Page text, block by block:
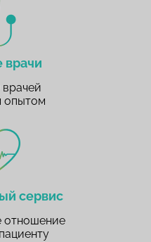
врачей
опытом
сервис
отношение